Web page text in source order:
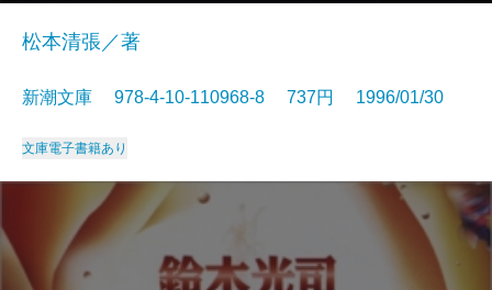
松本清張／著
新潮文庫 978-4-10-110968-8 737円 1996/01/30
文庫電子書籍あり